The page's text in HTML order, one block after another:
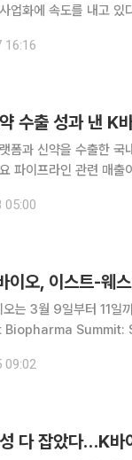
업화에 속도를 내고
이다. 이상훈 에이비엘바이
16:16
약 수출 성과 낸
폼과 신약을 수출한 국
파이프라인 관련 매
05:00
이오, 이스트-웨
오는 3월 9일부터 11일
Summit: Seoul)’에 참
드 컴퍼니가 인사이트
09:02
다 잡았다…K바